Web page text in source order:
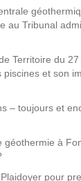
au Tribunal
Territoire du 27
piscines et son
– toujours et
géothermie à
Plaidoyer pour